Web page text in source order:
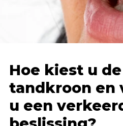
Hoe kiest u
tandkroon en
u een